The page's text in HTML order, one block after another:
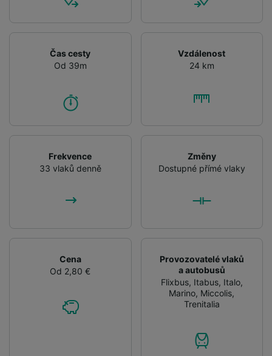
Čas cesty
Od 39m
Vzdálenost
24 km
Frekvence
33 vlaků denně
Změny
Dostupné přímé vlaky
Cena
Od 2,80 €
Provozovatelé vlaků
a autobusů
Flixbus, Itabus, Italo,
Marino, Miccolis,
Trenitalia